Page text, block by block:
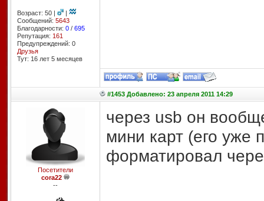
Возраст: 50 |
|
Сообщений: 5643
Благодарности: 0/ 695
Репутация: 161
Предупреждений: 0
Друзья
Тут: 16 лет 5 месяцев
#1453 Добавлено: 23 апреля 2011 14:29
Посетители
cora22
--
через usb он
мини карт (его уже
форматировал